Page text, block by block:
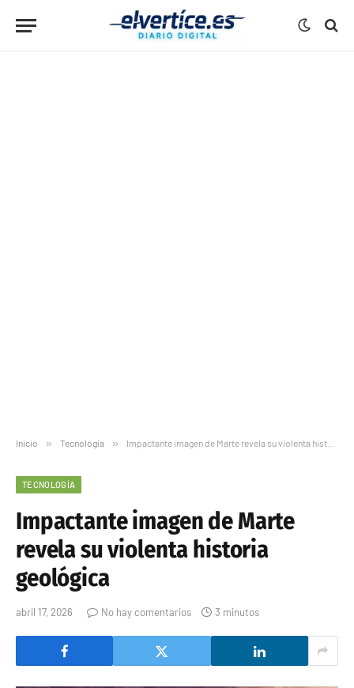
Inicio » Tecnología » Impactante imagen de Marte revela su violenta historia geológica
TECNOLOGÍA
Impactante imagen de Marte
revela su violenta historia
geológica
abril 17, 2026 No hay comentarios 3 minutos